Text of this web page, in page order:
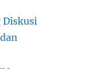
Diskusi